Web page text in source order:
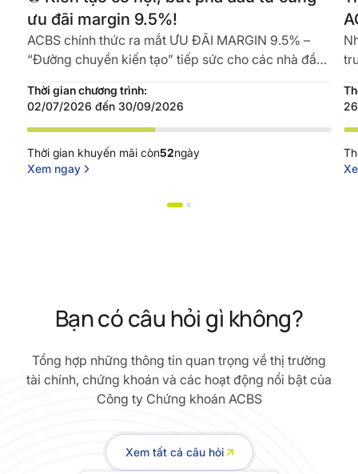
ưu đãi margin 9.5%!
ACBS chính thức ra mắt ƯU ĐÃI MARGIN 9.5% –
“Đường chuyền kiến tạo” tiếp sức cho các nhà đầu
Thời gian chương trình:
02/07/2026 đến 30/09/2026
Thời gian khuyến mãi còn52ngày
Xem ngay
Bạn có câu hỏi gì không?
Tổng hợp những thông tin quan trọng về thị trường
tài chính, chứng khoán và các hoạt động nổi bật của
Công ty Chứng khoán ACBS
Xem tất cả câu hỏi